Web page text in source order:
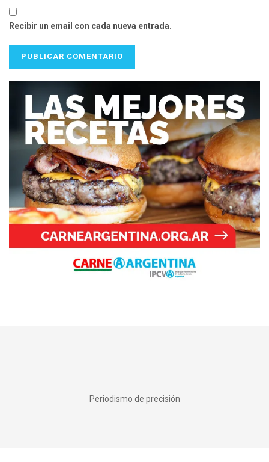
Recibir un email con cada nueva entrada.
Periodismo de precisión